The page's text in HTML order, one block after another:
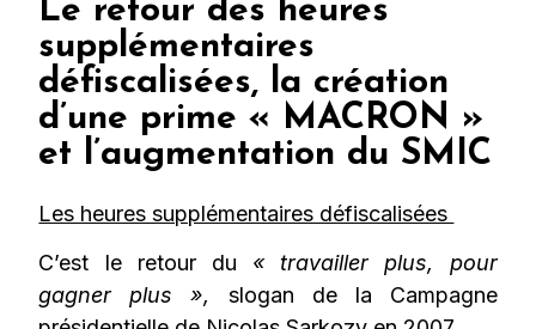
Le retour des heures
supplémentaires
défiscalisées, la création
d’une prime « MACRON »
et l’augmentation du SMIC
Les heures supplémentaires défiscalisées
C’est le retour du « travailler plus, pour
gagner plus »,
slogan de la Campagne